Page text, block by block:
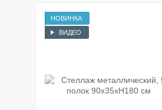
НОВИНКА
ВИДЕО